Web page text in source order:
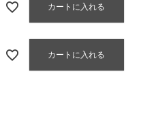
カートに入れる
カートに入れる